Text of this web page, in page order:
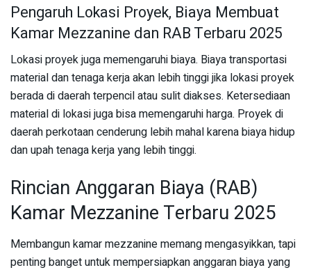
Pengaruh Lokasi Proyek, Biaya Membuat
Kamar Mezzanine dan RAB Terbaru 2025
Lokasi proyek juga memengaruhi biaya. Biaya transportasi
material dan tenaga kerja akan lebih tinggi jika lokasi proyek
berada di daerah terpencil atau sulit diakses. Ketersediaan
material di lokasi juga bisa memengaruhi harga. Proyek di
daerah perkotaan cenderung lebih mahal karena biaya hidup
dan upah tenaga kerja yang lebih tinggi.
Rincian Anggaran Biaya (RAB)
Kamar Mezzanine Terbaru 2025
Membangun kamar mezzanine memang mengasyikkan, tapi
penting banget untuk mempersiapkan anggaran biaya yang